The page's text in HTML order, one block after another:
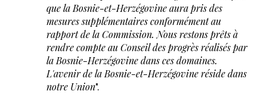
que la Bosnie-et-Herzégovine aura pris des
mesures supplémentaires conformément au
rapport de la Commission. Nous restons prêts à
rendre compte au Conseil des progrès réalisés par
la Bosnie-Herzégovine dans ces domaines.
L'avenir de la Bosnie-et-Herzégovine réside dans
notre Union".